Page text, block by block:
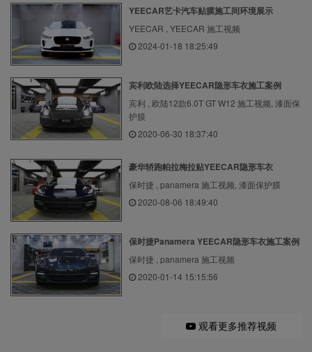
YEECAR艺卡汽车贴膜施工间环境展示
YEECAR , YEECAR 施工视频
2024-01-18 18:25:49
宾利欧陆选择YEECAR隐形车衣施工案例
宾利 , 欧陆12款6.0T GT W12 施工视频, 漆面保
护膜
2020-06-30 18:37:40
豪华轿跑帕拉梅拉贴YEECAR隐形车衣
保时捷 , panamera 施工视频, 漆面保护膜
2020-08-06 18:49:40
保时捷Panamera YEECAR隐形车衣施工案例
保时捷 , panamera 施工视频
2020-01-14 15:15:56
观看更多推荐视频